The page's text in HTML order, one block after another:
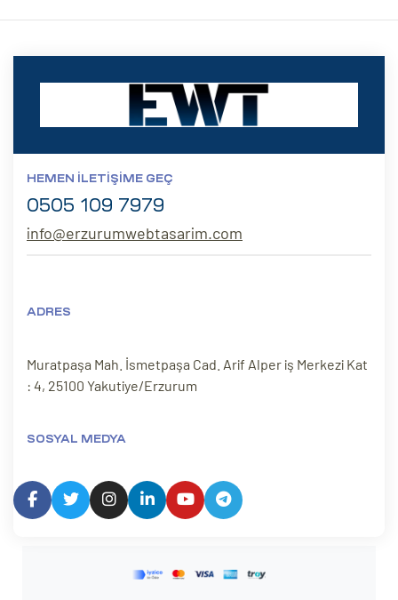
HEMEN İLETIŞIME GEÇ
0505 109 7979
info@erzurumwebtasarim.com
ADRES
Muratpaşa Mah. İsmetpaşa Cad. Arif Alper iş Merkezi Kat
: 4, 25100 Yakutiye/Erzurum
SOSYAL MEDYA